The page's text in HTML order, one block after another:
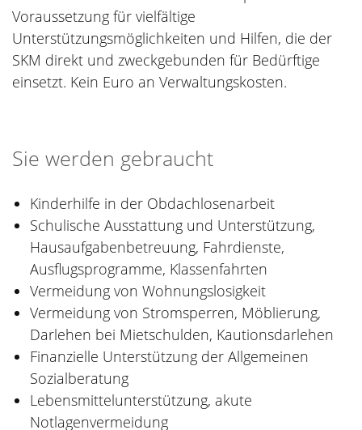
Voraussetzung für vielfältige
Unterstützungsmöglichkeiten und Hilfen, die der
SKM direkt und zweckgebunden für Bedürftige
einsetzt. Kein Euro an Verwaltungskosten.
Sie werden gebraucht
Kinderhilfe in der Obdachlosenarbeit
Schulische Ausstattung und Unterstützung,
Hausaufgabenbetreuung, Fahrdienste,
Ausflugsprogramme, Klassenfahrten
Vermeidung von Wohnungslosigkeit
Vermeidung von Stromsperren, Möblierung,
Darlehen bei Mietschulden, Kautionsdarlehen
Finanzielle Unterstützung der Allgemeinen
Sozialberatung
Lebensmittelunterstützung, akute
Notlagenvermeidung